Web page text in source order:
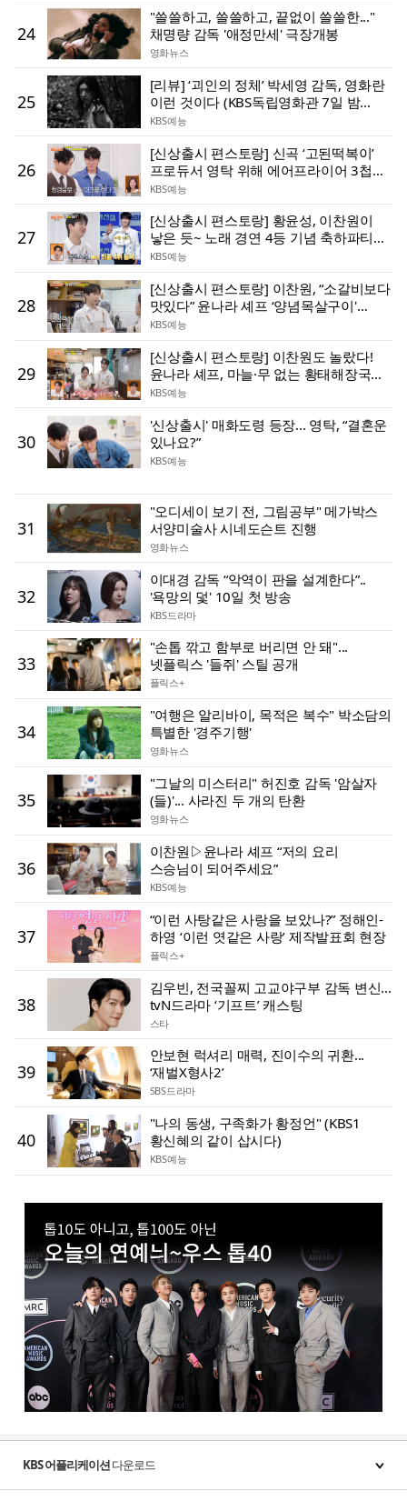
24
"쓸쓸하고, 쓸쓸하고, 끝없이 쓸쓸한..."
채명량 감독 '애정만세' 극장개봉
영화뉴스
25
[리뷰] ‘괴인의 정체’ 박세영 감독, 영화란
이런 것이다 (KBS독립영화관 7일 밤
11시30분)
KBS예능
26
[신상출시 편스토랑] 신곡 ‘고된떡복이’
프로듀서 영탁 위해 에어프라이어 3첩
반상 선물한 지승현
KBS예능
27
[신상출시 편스토랑] 황윤성, 이찬원이
낳은 듯~ 노래 경연 4등 기념 축하파티
개최!
KBS예능
28
[신상출시 편스토랑] 이찬원, “소갈비보다
맛있다” 윤나라 셰프 ‘양념목살구이'
감동의 맛~!
KBS예능
29
[신상출시 편스토랑] 이찬원도 놀랐다!
윤나라 셰프, 마늘·무 없는 황태해장국
비법 공개
KBS예능
30
'신상출시' 매화도령 등장... 영탁, “결혼운
있나요?”
KBS예능
31
"오디세이 보기 전, 그림공부" 메가박스
서양미술사 시네도슨트 진행
영화뉴스
32
이대경 감독 “악역이 판을 설계한다”..
'욕망의 덫' 10일 첫 방송
KBS드라마
33
"손톱 깎고 함부로 버리면 안 돼"...
넷플릭스 '들쥐' 스틸 공개
플릭스+
34
"여행은 알리바이, 목적은 복수" 박소담의
특별한 '경주기행'
영화뉴스
35
"그날의 미스터리" 허진호 감독 '암살자
(들)'... 사라진 두 개의 탄환
영화뉴스
36
이찬원▷윤나라 셰프 “저의 요리
스승님이 되어주세요”
KBS예능
37
“이런 사탕같은 사랑을 보았나?” 정해인-
하영 ‘이런 엿같은 사랑’ 제작발표회 현장
플릭스+
38
김우빈, 전국꼴찌 고교야구부 감독 변신...
tvN드라마 ‘기프트’ 캐스팅
스타
39
안보현 럭셔리 매력, 진이수의 귀환...
‘재벌X형사2’
SBS드라마
40
"나의 동생, 구족화가 황정언" (KBS1
황신혜의 같이 삽시다)
KBS예능
KBS 어플리케이션다운로드